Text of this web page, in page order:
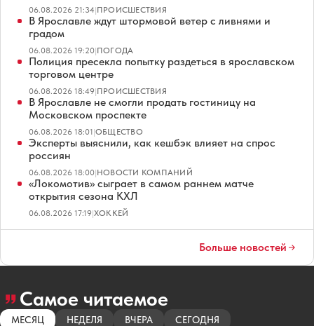
06.08.2026 21:34|ПРОИСШЕСТВИЯ
В Ярославле ждут штормовой ветер с ливнями и
градом
06.08.2026 19:20|ПОГОДА
Полиция пресекла попытку раздеться в ярославском
торговом центре
06.08.2026 18:49|ПРОИСШЕСТВИЯ
В Ярославле не смогли продать гостиницу на
Московском проспекте
06.08.2026 18:01|ОБЩЕСТВО
Эксперты выяснили, как кешбэк влияет на спрос
россиян
06.08.2026 18:00|НОВОСТИ КОМПАНИЙ
«Локомотив» сыграет в самом раннем матче
открытия сезона КХЛ
06.08.2026 17:19|ХОККЕЙ
Больше новостей
Самое читаемое
МЕСЯЦ НЕДЕЛЯ ВЧЕРА СЕГОДНЯ